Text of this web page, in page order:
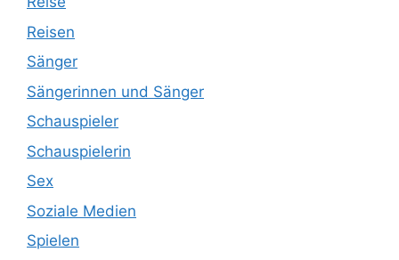
Reisen
Sänger
Sängerinnen und Sänger
Schauspieler
Schauspielerin
Sex
Soziale Medien
Spielen